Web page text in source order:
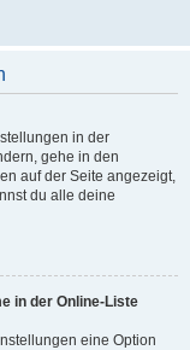
in der
gehe in den
auf der Seite angezeigt,
du alle deine
in der Online-Liste
eine Option